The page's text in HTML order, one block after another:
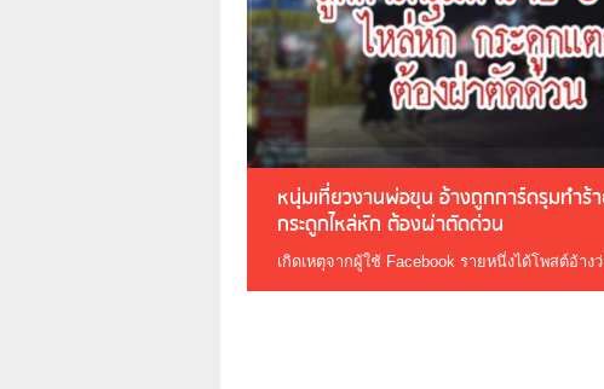
หนุ่มเที่ยวงานพ่อขุน อ้างถูกการ์ดรุมทำร้
กระดูกไหล่หัก ต้องผ่าตัดด่วน
เกิดเหตุจากผู้ใช้ Facebook รายหนึ่งได้โพสต์อ้า